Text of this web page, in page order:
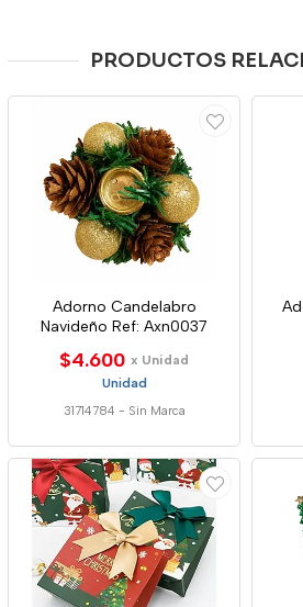
PRODUCTOS
Adorno Candelabro
Navideño Ref: Axn0037
$4.600 x Unidad
Unidad
31714784 - Sin Marca